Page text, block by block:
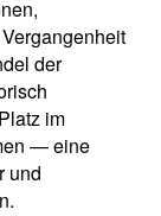
der
im
— eine
und